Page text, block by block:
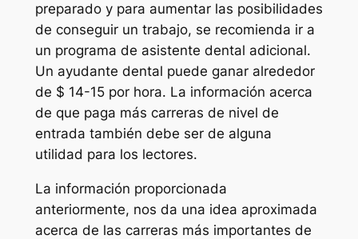
preparado y para aumentar las posibilidades
de conseguir un trabajo, se recomienda ir a
un programa de asistente dental adicional.
Un ayudante dental puede ganar alrededor
de $ 14-15 por hora. La información acerca
de que paga más carreras de nivel de
entrada también debe ser de alguna
utilidad para los lectores.
La información proporcionada
anteriormente, nos da una idea aproximada
acerca de las carreras más importantes de